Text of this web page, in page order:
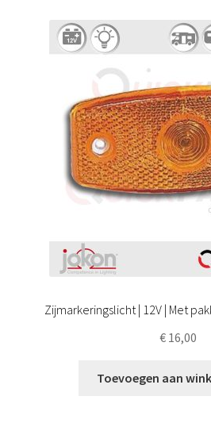
Zijmarkeringslicht | 12V | Met
€16,00
Toevoegen aan